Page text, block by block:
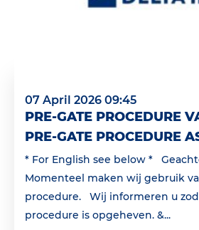
07 April 2026 09:45
PRE-GATE PROCEDURE
PRE-GATE PROCEDURE
* For English see below *
Momenteel maken wij gebruik
procedure. Wij informeren u
procedure is opgeheven. &...